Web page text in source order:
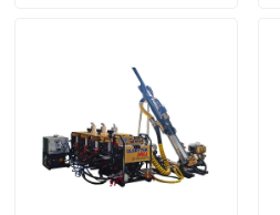
Fabrieksreis
Kwaliteitscontrole